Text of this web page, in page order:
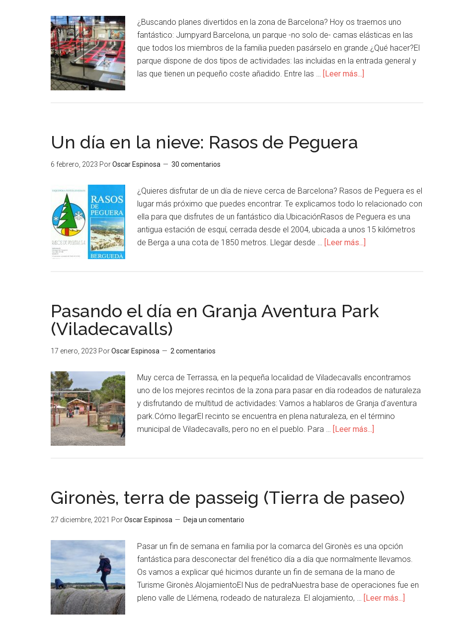
¿Buscando planes divertidos en la zona de Barcelona? Hoy os traemos uno
fantástico: Jumpyard Barcelona, un parque -no solo de- camas elásticas en las
que todos los miembros de la familia pueden pasárselo en grande.¿Qué hacer?El
parque dispone de dos tipos de actividades: las incluidas en la entrada general y
las que tienen un pequeño coste añadido. Entre las … [Leer más...]
Un día en la nieve: Rasos de Peguera
6 febrero, 2023 PorOscar Espinosa 30 comentarios
¿Quieres disfrutar de un día de nieve cerca de Barcelona? Rasos de Peguera es el
lugar más próximo que puedes encontrar. Te explicamos todo lo relacionado con
ella para que disfrutes de un fantástico día.UbicaciónRasos de Peguera es una
antigua estación de esquí, cerrada desde el 2004, ubicada a unos 15 kilómetros
de Berga a una cota de 1850 metros. Llegar desde … [Leer más...]
Pasando el día en Granja Aventura Park
(Viladecavalls)
17 enero, 2023 PorOscar Espinosa 2 comentarios
Muy cerca de Terrassa, en la pequeña localidad de Viladecavalls encontramos
uno de los mejores recintos de la zona para pasar en día rodeados de naturaleza
y disfrutando de multitud de actividades: Vamos a hablaros de Granja d'aventura
park.Cómo llegarEl recinto se encuentra en plena naturaleza, en el término
municipal de Viladecavalls, pero no en el pueblo. Para … [Leer más...]
Gironès, terra de passeig (Tierra de paseo)
27 diciembre, 2021 PorOscar Espinosa Deja un comentario
Pasar un fin de semana en familia por la comarca del Gironès es una opción
fantástica para desconectar del frenético día a día que normalmente llevamos.
Os vamos a explicar qué hicimos durante un fin de semana de la mano de
Turisme Gironès.AlojamientoEl Nus de pedraNuestra base de operaciones fue en
pleno valle de Llémena, rodeado de naturaleza. El alojamiento, … [Leer más...]